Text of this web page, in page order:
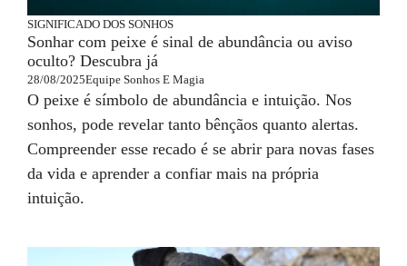
SIGNIFICADO DOS SONHOS
Sonhar com peixe é sinal de abundância ou aviso
oculto? Descubra já
28/08/2025Equipe Sonhos E Magia
O peixe é símbolo de abundância e intuição. Nos
sonhos, pode revelar tanto bênçãos quanto alertas.
Compreender esse recado é se abrir para novas fases
da vida e aprender a confiar mais na própria
intuição.